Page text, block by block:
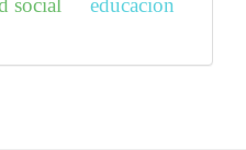
social
educacion